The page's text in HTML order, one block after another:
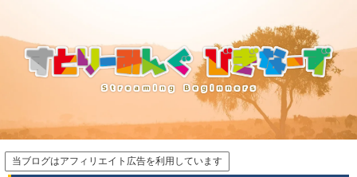
当ブログはアフィリエイト広告を利用しています